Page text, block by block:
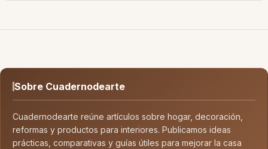
Sobre Cuadernodearte
Cuadernodearte reúne artículos sobre hogar, decoración,
reformas y productos para interiores. Publicamos ideas
prácticas, comparativas y guías útiles para mejorar la casa